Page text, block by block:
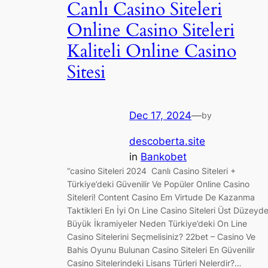
Canlı Casino Siteleri
Online Casino Siteleri
Kaliteli Online Casino
Sitesi
Dec 17, 2024—by
descoberta.site
in Bankobet
“сasino Siteleri 2024 ️ Canlı Casino Siteleri +
Türkiye’deki Güvenilir Ve Popüler Online Casino
Siteleri! Content Casino Em Virtude De Kazanma
Taktikleri En İyi On Line Casino Siteleri Üst Düzeyde
Büyük İkramiyeler Neden Türkiye’deki On Line
Casino Sitelerini Seçmelisiniz? 22bet – Casino Ve
Bahis Oyunu Bulunan Casino Siteleri En Güvenilir
Casino Sitelerindeki Lisans Türleri Nelerdir?…